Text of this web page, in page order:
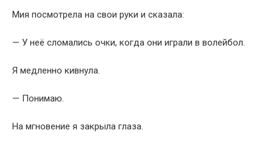
Мия посмотрела на свои руки и сказала:
— У неё сломались очки, когда они играли в волейбол.
Я медленно кивнула.
— Понимаю.
На мгновение я закрыла глаза.